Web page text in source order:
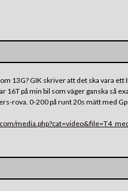
13G? GIK skriver att det ska vara
16T på min bil som väger ganska så
rova. 0-200 på runt 20s mätt med